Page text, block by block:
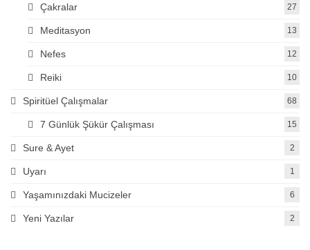
Çakralar 27
Meditasyon 13
Nefes 12
Reiki 10
Spiritüel Çalışmalar 68
7 Günlük Şükür Çalışması 15
Sure & Ayet 2
Uyarı 1
Yaşamınızdaki Mucizeler 6
Yeni Yazılar 2